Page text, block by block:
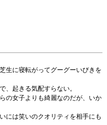
生に寝転がってグーグーいびきを
、起きる気配すらない。
の女子よりも綺麗なのだが、いか
には笑いのクオリティを相手にも